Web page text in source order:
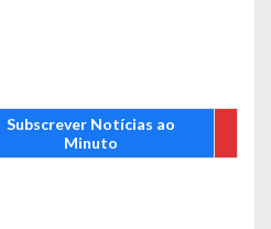
Subscrever Notícias ao
Minuto